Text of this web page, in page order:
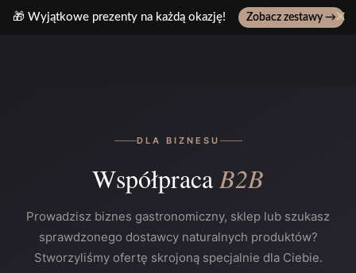
✕
🎁 Wyjątkowe prezenty na każdą okazję! Zobacz zestawy →
DLA BIZNESU
WspółpracaB2B
Prowadzisz biznes gastronomiczny, sklep lub szukasz
sprawdzonego dostawcy naturalnych produktów?
Stworzyliśmy ofertę skrojoną specjalnie dla Ciebie.